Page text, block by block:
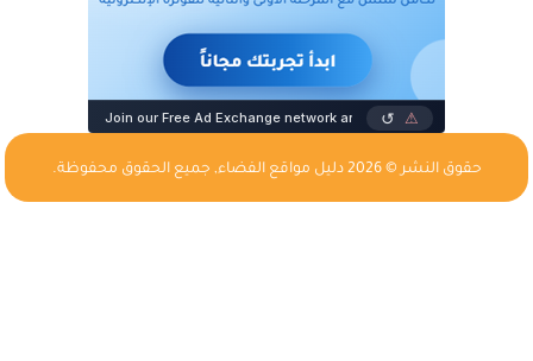
حقوق النشر © 2026 دليل مواقع الفضاء, جميع الحقوق محفوظة.